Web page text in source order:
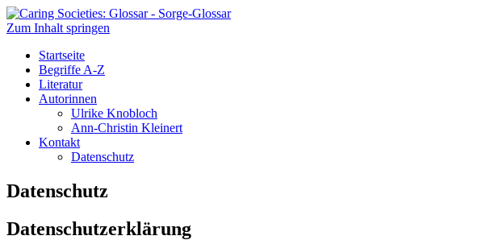
Caring Societies: Glossar
Sorge-Glossar
Zum Inhalt springen
Startseite
Begriffe A-Z
Literatur
Autorinnen
Ulrike Knobloch
Ann-Christin Kleinert
Kontakt
Datenschutz
Datenschutz
Datenschutzerklärung